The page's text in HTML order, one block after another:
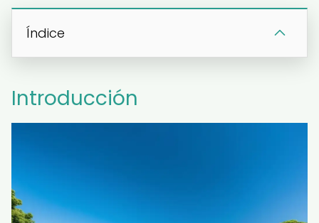
Índice
Introducción